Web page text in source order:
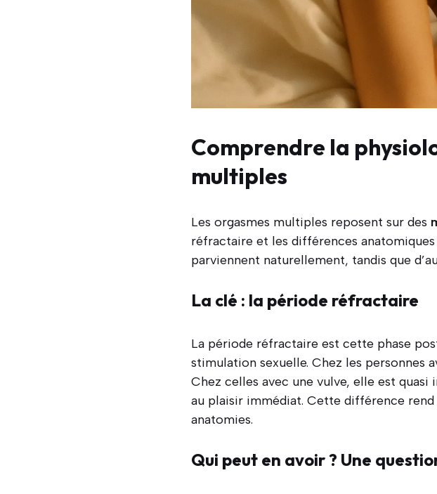
Comprendre la
multiples
Les orgasmes multiples reposent sur des
réfractaire et les différences
parviennent naturellement, tandis que
La clé : la période réfractaire
La période réfractaire est cette phase
stimulation sexuelle. Chez les personnes
Chez celles avec une vulve, elle est
au plaisir immédiat. Cette différence rend
anatomies.
Qui peut en avoir ? Une